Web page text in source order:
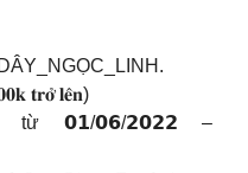
𝐭𝐫𝐨̛̉ 𝐥𝐞̂𝐧)
từ 𝟬𝟭/𝟬𝟲/𝟮𝟬𝟮𝟮 –